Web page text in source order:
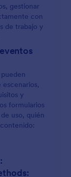
gestionar
con
de trabajo y
escenarios,
y
formularios
uso, quién